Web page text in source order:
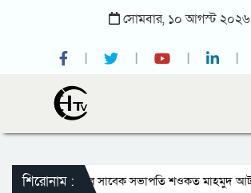
সোমবার, ১০ আগস্ট ২০২৬
শিরোনাম :
প্রেসক্লাবের সাবেক সভাপতি শওকত মাহমুদ আটক